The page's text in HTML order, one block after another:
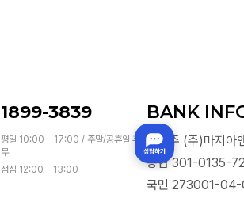
1899-3839
평일 10:00 - 17:00 / 주말/공휴일 휴
무
점심 12:00 - 13:00
BANK
예금주 (주)마지아
농협 301-0135-
국민 273001-